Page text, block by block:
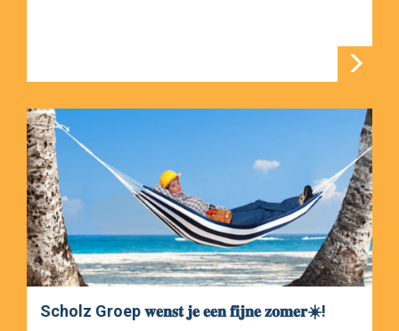
Scholz Groep 𝐰𝐞𝐧𝐬𝐭 𝐣𝐞 𝐞𝐞𝐧 𝐟𝐢𝐣𝐧𝐞 𝐳𝐨𝐦𝐞𝐫☀️!